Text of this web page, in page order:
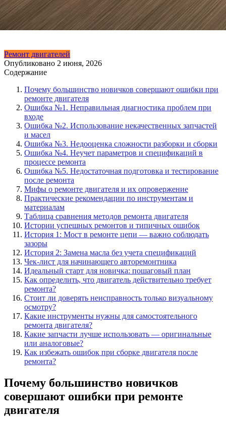
Ремонт двигателей
Опубликовано 2 июня, 2026
Содержание
Почему большинство новичков совершают ошибки при
ремонте двигателя
Ошибка №1. Неправильная диагностика проблем при
входе
Ошибка №2. Использование некачественных запчастей
и масел
Ошибка №3. Недооценка сложности разборки и сборки
Ошибка №4. Неучет параметров и спецификаций в
процессе ремонта
Ошибка №5. Недостаточная подготовка и тестирование
после ремонта
Мифы о ремонте двигателя и их опровержение
Практические рекомендации по инструментам и
материалам
Таблица сравнения методов ремонта двигателя
Истории успешных ремонтов и типичных ошибок
История 1: Мост в ремонте цепи — важно соблюдать
зазоры
История 2: Замена масла без учета спецификаций
Чек-лист для начинающего авторемонтника
Идеальный старт для новичка: пошаговый план
Как определить, что двигатель действительно требует
ремонта?
Стоит ли доверять неисправность только визуальному
осмотру?
Какие инструменты нужны для самостоятельного
ремонта двигателя?
Какие запчасти лучше использовать — оригинальные
или аналоговые?
Как избежать ошибок при сборке двигателя после
ремонта?
Почему большинство новичков
совершают ошибки при ремонте
двигателя